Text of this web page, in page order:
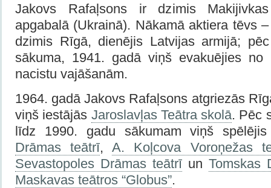
Jakovs Rafaļsons ir dzimis
apgabalā (Ukrainā). Nākamā aktiera tēvs
dzimis Rīgā, dienējis Latvijas armijā;
sākuma, 1941. gadā viņš evakuējies no
nacistu vajāšanām.
1964. gadā Jakovs Rafaļsons atgriezās
viņš iestājās Jaroslavļas Teātra skolā. Pēc
līdz 1990. gadu sākumam viņš
Drāmas teātrī,A. Koļcova Voroņežas
Sevastopoles Drāmas teātrī un Tomskas
Maskavas teātros “Globus”.